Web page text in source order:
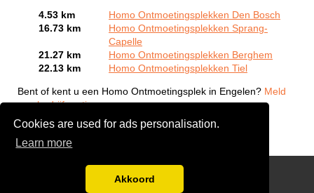
Cookies are used for ads personalisation.
Learn more
Akkoord
4.53 km
Homo Ontmoetingsplekken Den Bosch
16.73 km
Homo Ontmoetingsplekken Sprang-
Capelle
21.27 km
Homo Ontmoetingsplekken Berghem
22.13 km
Homo Ontmoetingsplekken Tiel
Bent of kent u een Homo Ontmoetingsplek in Engelen? Meld
een bedrijf gratis aan